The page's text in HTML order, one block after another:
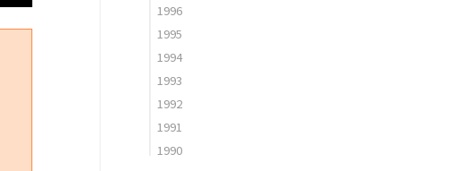
1996
1995
1994
1993
1992
1991
1990